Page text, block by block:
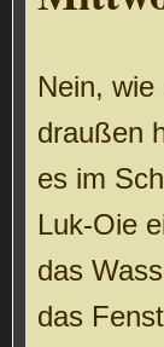
Nein,
draußen
es im
Luk-Oie
das
das